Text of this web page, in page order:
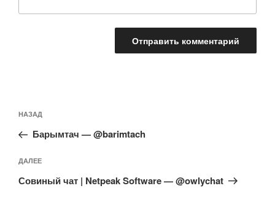
по
записям
Предыдущая
запись:
НАЗАД
Барымтач — @barimtach
Следующая
запись
ДАЛЕЕ
Совиный чат | Netpeak Software — @owlychat